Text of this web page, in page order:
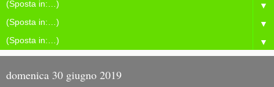
▼
▼
▼
domenica 30 giugno 2019